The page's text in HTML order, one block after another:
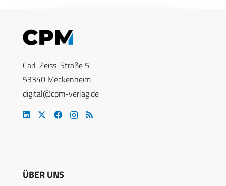
Carl-Zeiss-Straße 5
53340 Meckenheim
digital@cpm-verlag.de
ÜBER UNS